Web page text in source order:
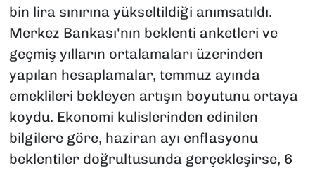
bin lira sınırına yükseltildiği anımsatıldı.
Merkez Bankası'nın beklenti anketleri ve
geçmiş yılların ortalamaları üzerinden
yapılan hesaplamalar, temmuz ayında
emeklileri bekleyen artışın boyutunu ortaya
koydu. Ekonomi kulislerinden edinilen
bilgilere göre, haziran ayı enflasyonu
beklentiler doğrultusunda gerçekleşirse, 6